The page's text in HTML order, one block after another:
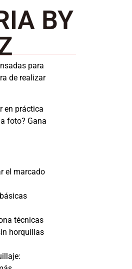
BY
para
de realizar
en práctica
foto? Gana
el marcado
técnicas
horquillas